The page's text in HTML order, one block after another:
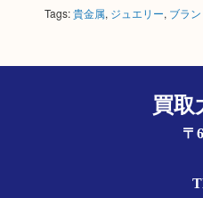
Tags:貴金属, ジュエリー, ブラ
買
〒